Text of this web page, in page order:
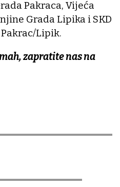
Pakraca, Vijeća
Grada Lipika i SKD
Lipik.
zapratite nas na